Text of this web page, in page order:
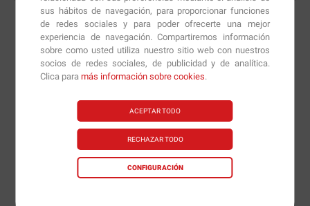
sus hábitos de navegación, para proporcionar funciones
de redes sociales y para poder ofrecerte una mejor
experiencia de navegación. Compartiremos información
sobre como usted utiliza nuestro sitio web con nuestros
socios de redes sociales, de publicidad y de analítica.
Clica paramás información sobre cookies.
ACEPTAR TODO
RECHAZAR TODO
CONFIGURACIÓN
Nuevas versiones y
recomendaciones de
nuestros nutricionistas.